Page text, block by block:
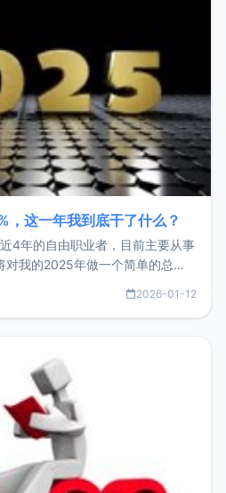
这一年我到底干了什么？
4年的自由职业者，目前主要从事
对我的2025年做一个简单的总
充实，2026年不求突破，但求保
2026-01-12